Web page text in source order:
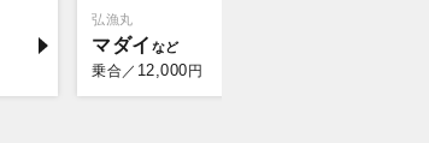
弘漁丸
マダイ
乗合／ 12,000 円